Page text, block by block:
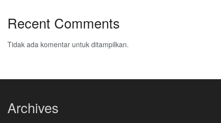
Recent Comments
Tidak ada komentar untuk ditampilkan.
Archives